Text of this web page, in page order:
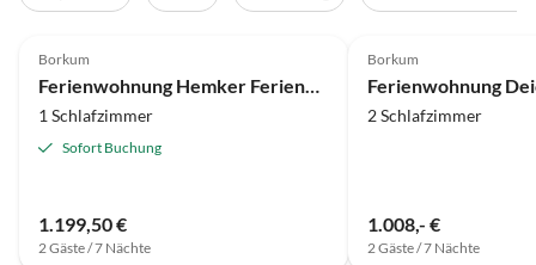
Borkum
1 Schlafzimmer
Sofort Buchung
1.199,50 €
2 Gäste / 7 Nächte
Borkum
Ferienwohnung
2 Schlafzimmer
1.008,- €
2 Gäste / 7 Nächte